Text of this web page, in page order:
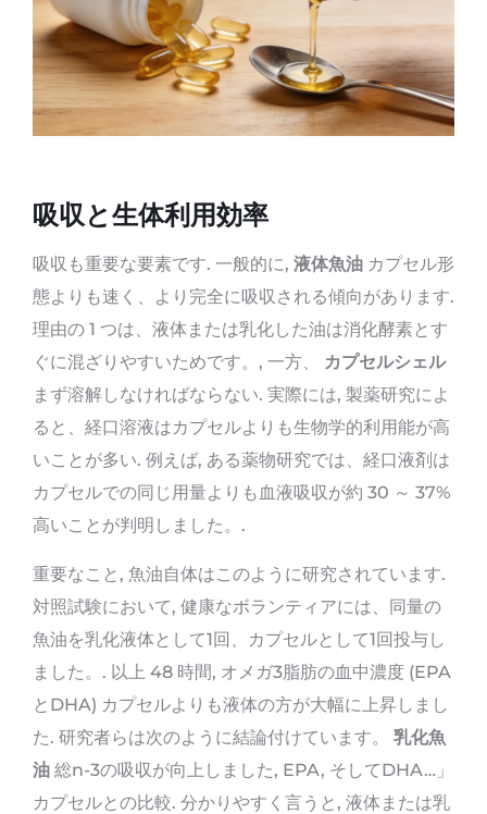
吸収と生体利用効率
吸収も重要な要素です. 一般的に, 液体魚油 カプセル形
態よりも速く、より完全に吸収される傾向があります.
理由の 1 つは、液体または乳化した油は消化酵素とす
ぐに混ざりやすいためです。, 一方、
カプセルシェル
まず溶解しなければならない. 実際には, 製薬研究によ
ると、経口溶液はカプセルよりも生物学的利用能が高
いことが多い. 例えば, ある薬物研究では、経口液剤は
カプセルでの同じ用量よりも血液吸収が約 30 ～ 37%
高いことが判明しました。.
重要なこと, 魚油自体はこのように研究されています.
対照試験において, 健康なボランティアには、同量の
魚油を乳化液体として1回、カプセルとして1回投与し
ました。. 以上 48 時間, オメガ3脂肪の血中濃度 (EPA
とDHA) カプセルよりも液体の方が大幅に上昇しまし
た. 研究者らは次のように結論付けています。 乳化魚
油 総n-3の吸収が向上しました, EPA, そしてDHA…」
カプセルとの比較. 分かりやすく言うと, 液体または乳